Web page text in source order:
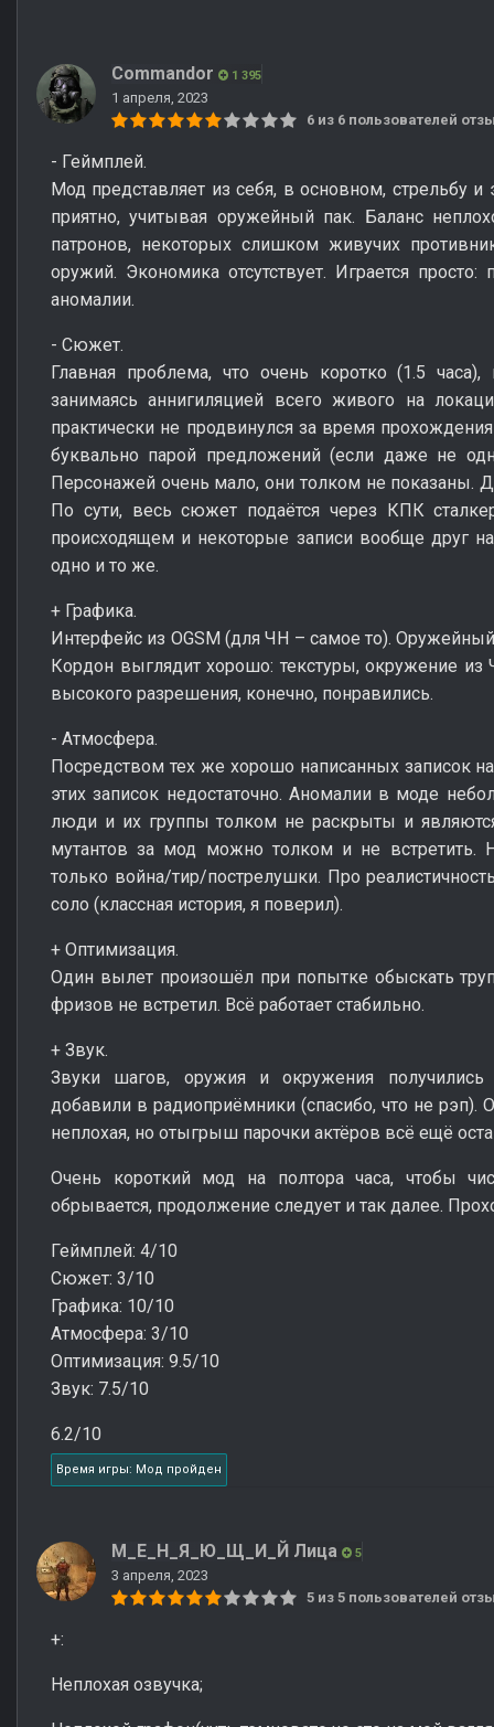
Commandor 1 395
1 апреля, 2023
6 из 6 пользователей
- Геймплей.
Мод представляет из себя, в основном, стрельбу
приятно, учитывая оружейный пак. Баланс
патронов, некоторых слишком живучих
оружий. Экономика отсутствует. Играется просто:
аномалии.
- Сюжет.
Главная проблема, что очень коротко (1.5
занимаясь аннигиляцией всего живого на
практически не продвинулся за время
буквально парой предложений (если даже не
Персонажей очень мало, они толком не показаны.
По сути, весь сюжет подаётся через КПК
происходящем и некоторые записи вообще друг
одно и то же.
+ Графика.
Интерфейс из OGSM (для ЧН – самое то).
Кордон выглядит хорошо: текстуры, окружение
высокого разрешения, конечно, понравились.
- Атмосфера.
Посредством тех же хорошо написанных записок
этих записок недостаточно. Аномалии в моде
люди и их группы толком не раскрыты и
мутантов за мод можно толком и не встретить.
только война/тир/пострелушки. Про
соло (классная история, я поверил).
+ Оптимизация.
Один вылет произошёл при попытке обыскать
фризов не встретил. Всё работает стабильно.
+ Звук.
Звуки шагов, оружия и окружения
добавили в радиоприёмники (спасибо, что не рэп).
неплохая, но отыгрыш парочки актёров всё ещё
Очень короткий мод на полтора часа, чтобы
обрывается, продолжение следует и так далее.
Геймплей: 4/10
Сюжет: 3/10
Графика: 10/10
Атмосфера: 3/10
Оптимизация: 9.5/10
Звук: 7.5/10
6.2/10
Время игры: Мод пройден
М_Е_Н_Я_Ю_Щ_И_Й Лица 5
3 апреля, 2023
5 из 5 пользователей
+:
Неплохая озвучка;